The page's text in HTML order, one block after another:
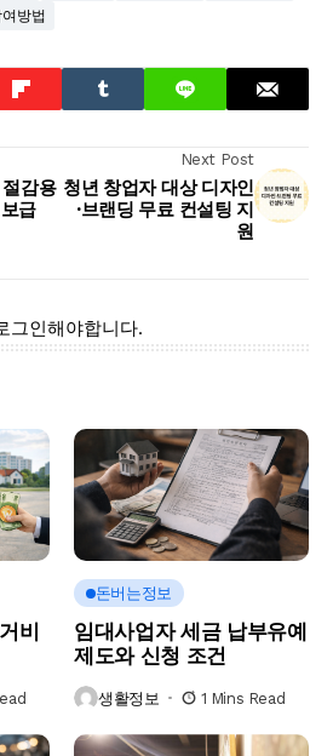
여방법
감용
급
Next Post
청년 창업자 대상 디자인
·브랜딩 무료 컨설팅 지
원
그인해야합니다.
비
돈버는정보
임대사업자 세금 납부유예
제도와 신청 조건
생활정보 1 Mins Read